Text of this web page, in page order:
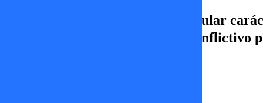
En Sígueme analizamos el particular
chilena actual, ¿es auténtico o conflictivo